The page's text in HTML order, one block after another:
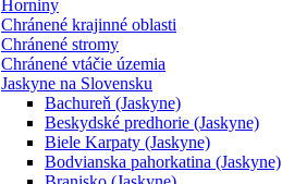
Horniny
Chránené krajinné oblasti
Chránené stromy
Chránené vtáčie územia
Jaskyne na Slovensku
Bachureň (Jaskyne)
Beskydské predhorie (Jaskyne)
Biele Karpaty (Jaskyne)
Bodvianska pahorkatina (Jaskyne)